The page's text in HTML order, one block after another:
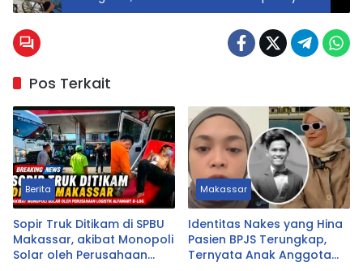
Pos Terkait
Berita
Sopir Truk Ditikam di SPBU
Makassar, akibat Monopoli
Solar oleh Perusahaan
Makassar
Identitas Nakes yang Hina
Pasien BPJS Terungkap,
Ternyata Anak Anggota